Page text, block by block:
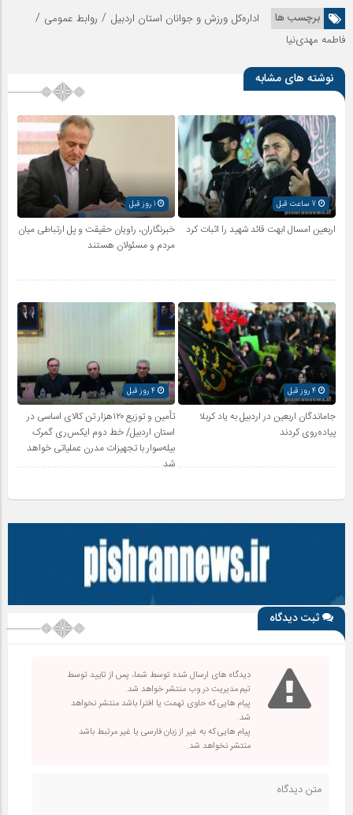
برچسب ها اداره‌کل ورزش و جوانان استان اردبیل / روابط عمومی /
فاطمه مهدی‌نیا
نوشته های مشابه
7 ساعت قبل
اربعین امسال ابهت قائد شهید را اثبات کرد
خبرنگاران، راویان حقیقت و پل ارتباطی میان
مردم و مسئولان هستند
4 روز قبل
جاماندگان اربعین در اردبیل به یاد کربلا
پیاده‌روی کردند
تأمین و توزیع ۱۲۰هزار تن کالای اساسی در
استان اردبیل/ خط دوم ایکس‌ری گمرک
بیله‌سوار با تجهیزات مدرن عملیاتی خواهد
شد
ثبت دیدگاه
دیدگاه های ارسال شده توسط شما، پس از تایید توسط
تیم مدیریت در وب منتشر خواهد شد.
پیام هایی که حاوی تهمت یا افترا باشد منتشر نخواهد
شد.
پیام هایی که به غیر از زبان فارسی یا غیر مرتبط باشد
منتشر نخواهد شد.